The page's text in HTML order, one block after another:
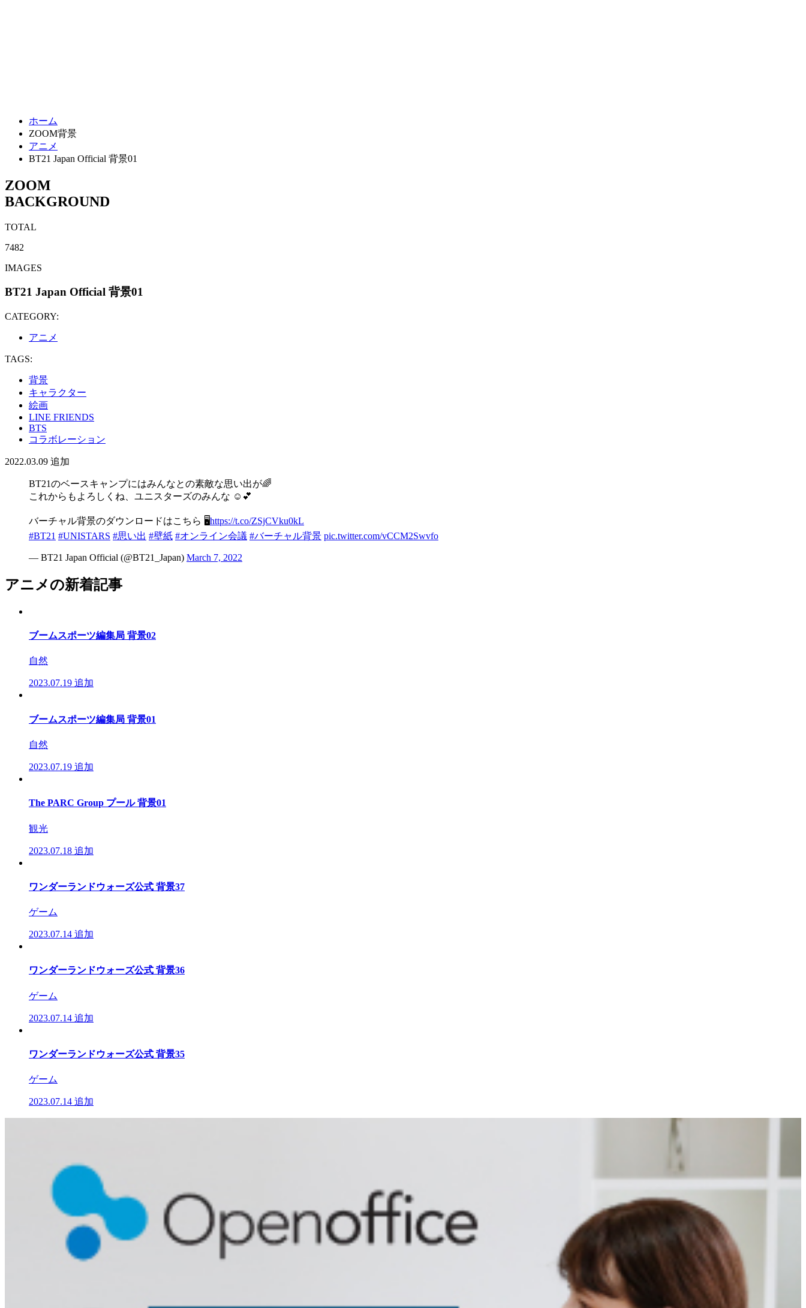
ホーム
ZOOM背景
アニメ
BT21 Japan Official 背景01
ZOOM
BACKGROUND
TOTAL
7482
IMAGES
BT21 Japan Official 背景01
CATEGORY:
アニメ
TAGS:
背景
キャラクター
絵画
LINE FRIENDS
BTS
コラボレーション
2022.03.09 追加
BT21のベースキャンプにはみんなとの素敵な思い出が🌈
​これからもよろしくね、ユニスターズのみんな​ ☺️💕
バーチャル背景のダウンロードはこちら 🖥https://t.co/ZSjCVku0kL
#BT21 #UNISTARS #思い出 #壁紙 #オンライン会議 #バーチャル背景 pic.twitter.com/vCCM2Swvfo
— BT21 Japan Official (@BT21_Japan) March 7, 2022
アニメの新着記事
ブームスポーツ編集局 背景02
自然
2023.07.19 追加
ブームスポーツ編集局 背景01
自然
2023.07.19 追加
The PARC Group プール 背景01
観光
2023.07.18 追加
ワンダーランドウォーズ公式 背景37
ゲーム
2023.07.14 追加
ワンダーランドウォーズ公式 背景36
ゲーム
2023.07.14 追加
ワンダーランドウォーズ公式 背景35
ゲーム
2023.07.14 追加